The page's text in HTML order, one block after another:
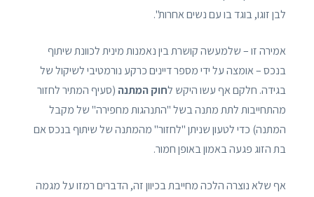
לבן זוגו, בוגד בו עם נשים אחרות".
אמירה זו – שלמעשה קושרת בין נאמנות מינית לכוונת שיתוף
בנכס – אומצה על ידי מספר דיינים כרקע נורמטיבי לשיקול של
בגידה. חלקם אף עשו היקש לחוק המתנה (סעיף המתיר לחזור
מהתחייבות לתת מתנה בשל "התנהגות מחפירה" של מקבל
המתנה) כדי לטעון שניתן "לחזור" מהמתנה של שיתוף בנכס אם
בת הזוג פגעה באמון באופן חמור.
אף שלא נוצרה הלכה מחייבת בכיוון זה, הדברים רמזו על מגמה